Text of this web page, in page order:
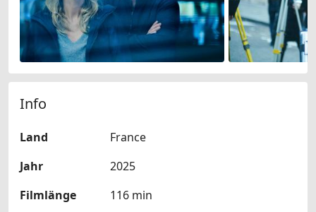
Info
Land
France
Jahr
2025
Filmlänge
116 min